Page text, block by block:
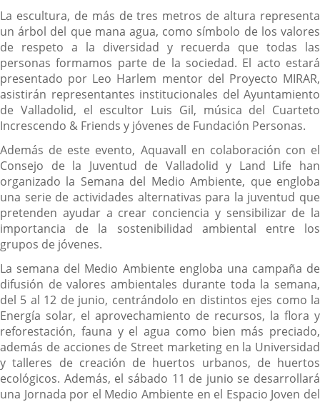
La escultura, de más de tres metros de altura representa
un árbol del que mana agua, como símbolo de los valores
de respeto a la diversidad y recuerda que todas las
personas formamos parte de la sociedad. El acto estará
presentado por Leo Harlem mentor del Proyecto MIRAR,
asistirán representantes institucionales del Ayuntamiento
de Valladolid, el escultor Luis Gil, música del Cuarteto
Increscendo & Friends y jóvenes de Fundación Personas.
Además de este evento, Aquavall en colaboración con el
Consejo de la Juventud de Valladolid y Land Life han
organizado la Semana del Medio Ambiente, que engloba
una serie de actividades alternativas para la juventud que
pretenden ayudar a crear conciencia y sensibilizar de la
importancia de la sostenibilidad ambiental entre los
grupos de jóvenes.
La semana del Medio Ambiente engloba una campaña de
difusión de valores ambientales durante toda la semana,
del 5 al 12 de junio, centrándolo en distintos ejes como la
Energía solar, el aprovechamiento de recursos, la flora y
reforestación, fauna y el agua como bien más preciado,
además de acciones de Street marketing en la Universidad
y talleres de creación de huertos urbanos, de huertos
ecológicos. Además, el sábado 11 de junio se desarrollará
una Jornada por el Medio Ambiente en el Espacio Joven del